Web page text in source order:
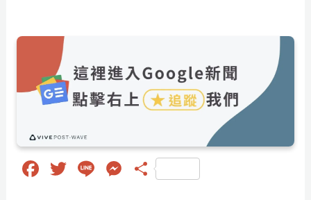
Fa
T
Li
M 分